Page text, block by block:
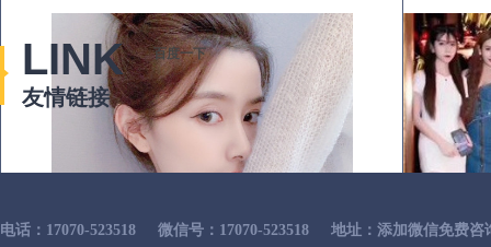
LINK
友情链接
百度一下
电话：17070-523518 微信号：17070-523518 地址：添加微信免费